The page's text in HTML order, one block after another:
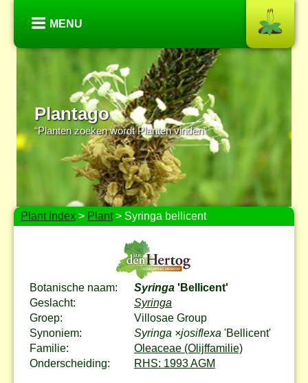
MENU
Plantago
“Planten zoeken wordt Planten vinden”
Plant Index > Plant> Syringa bellicent
Botanische naam: Syringa 'Bellicent'
Geslacht:
Syringa
Groep:
Villosae Group
Synoniem:
Syringa ×josiflexa 'Bellicent'
Familie:
Oleaceae (Olijffamilie)
Onderscheiding:
RHS: 1993 AGM